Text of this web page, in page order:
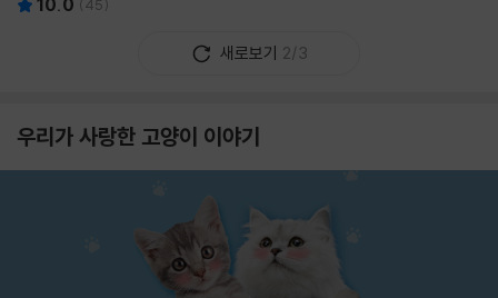
10.0 (45)
새로보기 2/3
우리가 사랑한 고양이 이야기